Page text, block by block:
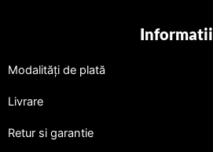
Informatii
Modalități de plată
Livrare
Retur si garantie